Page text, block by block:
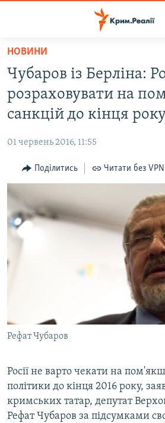
Перейти
основного
матеріалу
Перейти
до
основної
навігації
Перейти
до
пошуку
НОВИНИ
ВОДА.КРИМ
ВІДЕО ТА ФОТО
БЛОГИ
ПОГЛЯД
ІНТЕРВ'Ю
ВСЕ ЗА ДЕНЬ
СПЕЦПРОЕКТИ
ВІДЕОУРОКИ «ELIFBE»
УКРАЇНСЬКА ПРОБЛЕМА КРИМУ
ІНФОГРАФІКА
ЯК ОБІЙТИ БЛОКУВАННЯ
ДОЛУЧАЙСЯ!
НОВИНИ
Чубаров із Берліна:
розраховувати на
санкцій до кінця
01 червень 2016, 11:55
Поділитись Читати без VPN
Рефат Чубаров
Росії не варто чекати на
політики до кінця 2016 року,
кримських татар, депутат
Рефат Чубаров за підсумками